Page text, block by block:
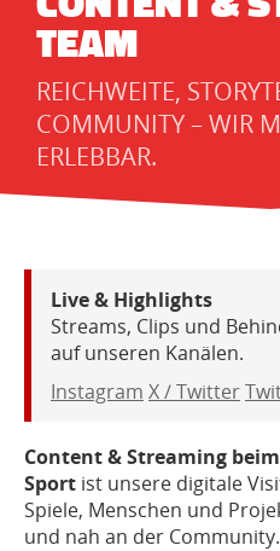
TEAM
REICHWEITE,
COMMUNITY – WIR
ERLEBBAR.
Live & Highlights
Streams, Clips und
auf unseren Kanälen.
Instagram X / Twitter
Content & Streaming
Sport ist unsere digitale
Spiele, Menschen und
und nah an der Community.